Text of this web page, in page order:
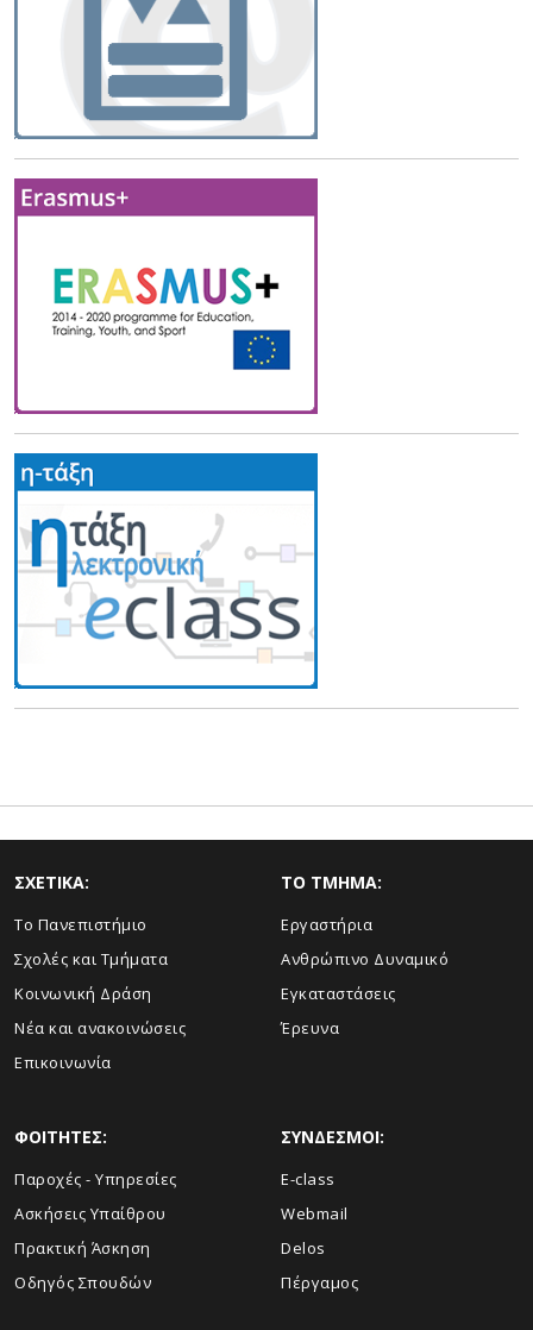
ΣΧΕΤΙΚΑ:
Το Πανεπιστήμιο
Σχολές και Τμήματα
Κοινωνική Δράση
Νέα και ανακοινώσεις
Επικοινωνία
TO TMHMA:
Εργαστήρια
Ανθρώπινο Δυναμικό
Εγκαταστάσεις
Έρευνα
ΦΟΙΤΗΤΕΣ:
Παροχές - Υπηρεσίες
Ασκήσεις Υπαίθρου
Πρακτική Άσκηση
Οδηγός Σπουδών
ΣΥΝΔΕΣΜΟΙ:
E-class
Webmail
Delos
Πέργαμος